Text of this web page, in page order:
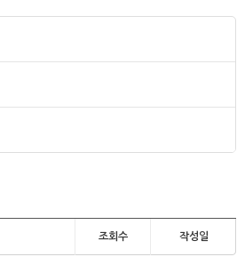
조회수 작성일